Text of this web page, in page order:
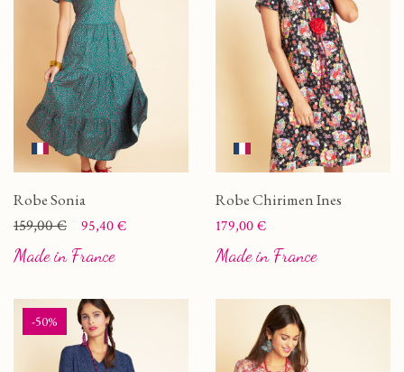
Robe Sonia
Prix
Prix de base
159,00 € 95,40 €
Made in France
Robe Chirimen Ines
Prix
179,00 €
Made in France
-50%